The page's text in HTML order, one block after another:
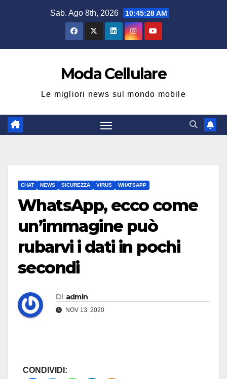
Sab. Ago 8th, 2026 10:45:29 AM
Moda Cellulare
Le migliori news sul mondo mobile
CHAT NEWS SICUREZZA VIRUS WHATSAPP
WhatsApp, ecco come
un’immagine può
rubarvi i dati in pochi
secondi
Di admin
NOV 13, 2020
CONDIVIDI: